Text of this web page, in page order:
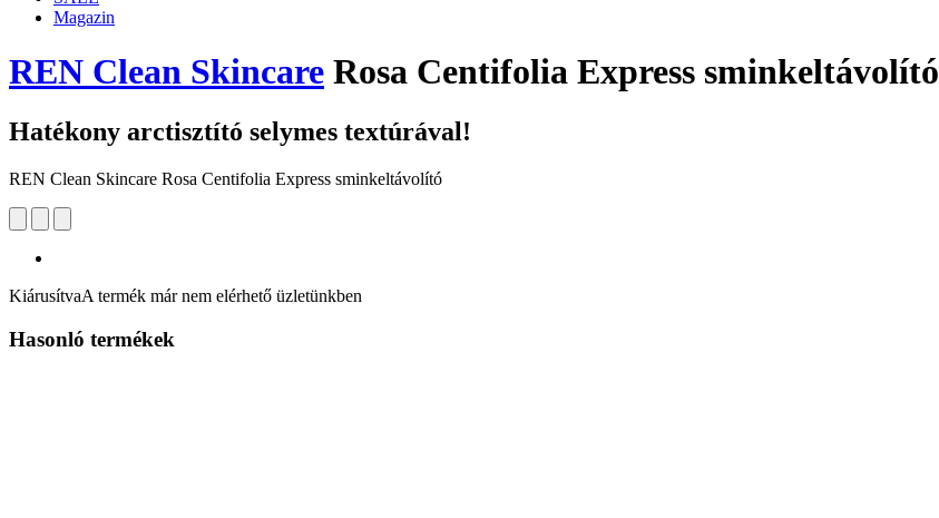
Magazin
REN Clean Skincare Rosa Centifolia Express sminkeltávolító
Hatékony arctisztító selymes textúrával!
REN Clean Skincare Rosa Centifolia Express sminkeltávolító
KiárusítvaA termék már nem elérhető üzletünkben
Hasonló termékek